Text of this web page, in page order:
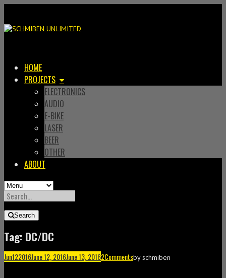
HOME
PROJECTS
ELECTRONICS
AUDIO
E-BIKE
LASER
BEER
OTHER
ABOUT
SEARCH
FOR:Search
Tag: DC/DC
Jun122016June 12, 2016June 13, 20162Commentsbyschmiben